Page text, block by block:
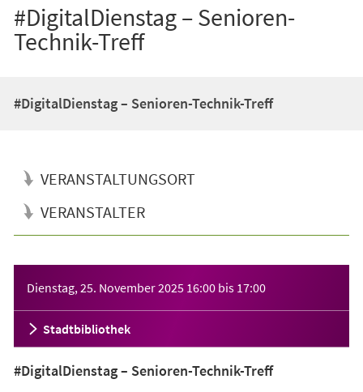
#DigitalDienstag – Senioren-
Technik-Treff
#DigitalDienstag – Senioren-Technik-Treff
VERANSTALTUNGSORT
VERANSTALTER
Dienstag, 25. November 2025 16:00 bis 17:00
Stadtbibliothek
#DigitalDienstag – Senioren-Technik-Treff